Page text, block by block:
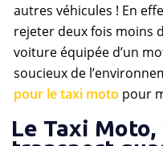
autres véhicules ! En
rejeter deux fois moins
voiture équipée d’un
soucieux de
pour le taxi moto pour
Le Taxi